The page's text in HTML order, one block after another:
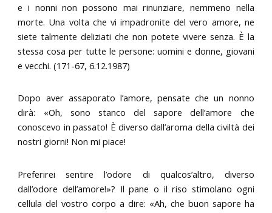
e i nonni non possono mai rinunziare, nemmeno nella
morte. Una volta che vi impadronite del vero amore, ne
siete talmente deliziati che non potete vivere senza. È la
stessa cosa per tutte le persone: uomini e donne, giovani
e vecchi. (171-67, 6.12.1987)
Dopo aver assaporato l’amore, pensate che un nonno
dirà: «Oh, sono stanco del sapore dell’amore che
conoscevo in passato! È diverso dall’aroma della civiltà dei
nostri giorni! Non mi piace!
Preferirei sentire l’odore di qualcos’altro, diverso
dall’odore dell’amore!»? Il pane o il riso stimolano ogni
cellula del vostro corpo a dire: «Ah, che buon sapore ha